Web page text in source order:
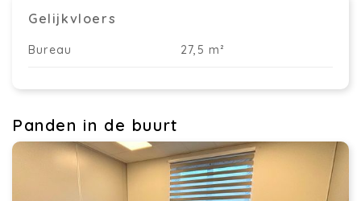
Gelijkvloers
Bureau 27,5 m²
Panden in de buurt